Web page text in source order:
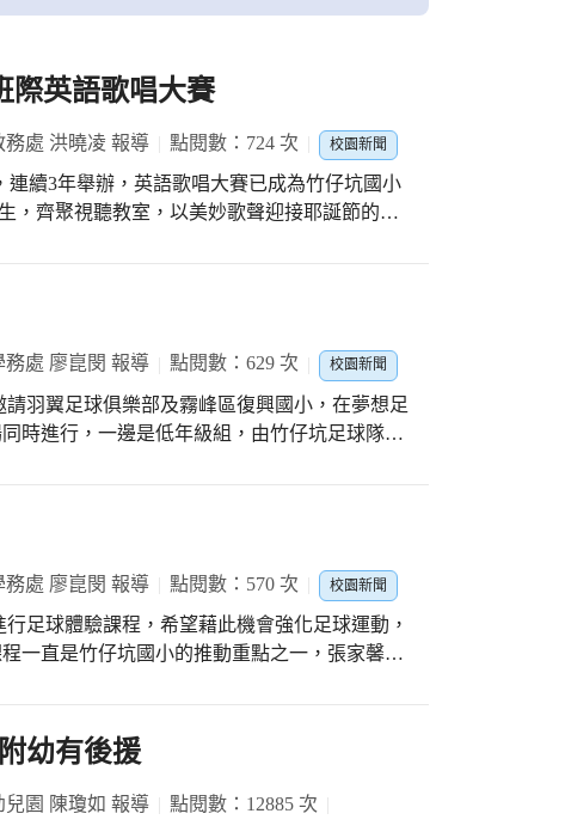
際英語歌唱大賽
處 洪曉凌 報導 點閱數：724 次 校園新聞
連續3年舉辦，英語歌唱大賽已成為竹仔坑國小
，齊聚視聽教室，以美妙歌聲迎接耶誕節的到
簡單；一年乙班《We Wish You A Merry
舞姿展現祝福與期待；二年甲班《Proud of
《Hello reindeer goodbye snowman》可愛麋鹿
感受。三年乙班演唱《Edelweiss》及
神挑戰高難度曲目，令人刮目相看。壓軸的六
9個班，在團隊精神、發音正確度、表演創意及
年甲班，在歌曲難度及團隊默契上略勝一籌，
team魅力 再次呈現 第3屆
會以黑馬之姿竄出呢?讓我們拭目以待吧！(竹
處 廖崑閔 報導 點閱數：629 次 校園新聞
請羽翼足球俱樂部及霧峰區復興國小，在夢想足
時進行，一邊是低年級組，由竹仔坑足球隊、
、和隊友傳球、找到機會射門，在比賽中增進
結束後也不忘向對方教練致謝，感謝教練帶領
的場地；向父母致謝，感謝父母在假日陪伴踢
對手、能了解自己不足的地方，更重要的是能
友誼賽，讓足球在竹仔坑國小成為一道美麗的
處 廖崑閔 報導 點閱數：570 次 校園新聞
足球體驗課程，希望藉此機會強化足球運動，
一直是竹仔坑國小的推動重點之一，張家馨校
踢球，享受足球的樂趣。 體驗課程後還有寒假
小朋友能獲得更好的訓練，也讓竹仔坑國小往
）
幼有後援
園 陳瓊如 報導 點閱數：12885 次